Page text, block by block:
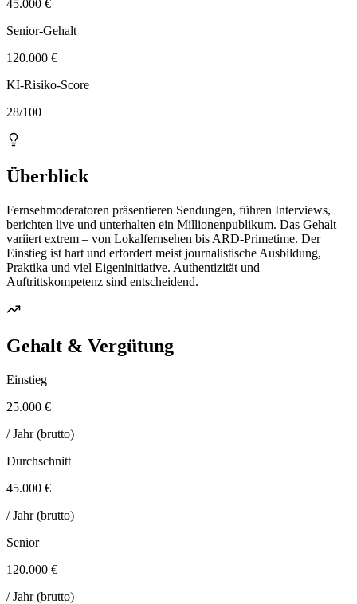
45.000 €
Senior-Gehalt
120.000 €
KI-Risiko-Score
28/100
Überblick
Fernsehmoderatoren präsentieren Sendungen, führen Interviews,
berichten live und unterhalten ein Millionenpublikum. Das Gehalt
variiert extrem – von Lokalfernsehen bis ARD-Primetime. Der
Einstieg ist hart und erfordert meist journalistische Ausbildung,
Praktika und viel Eigeninitiative. Authentizität und
Auftrittskompetenz sind entscheidend.
Gehalt & Vergütung
Einstieg
25.000 €
/ Jahr (brutto)
Durchschnitt
45.000 €
/ Jahr (brutto)
Senior
120.000 €
/ Jahr (brutto)